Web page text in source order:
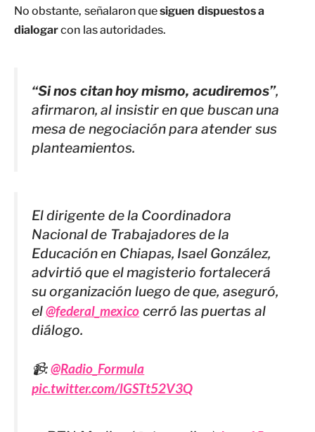
No obstante, señalaron quesiguen dispuestos a
dialogarcon las autoridades.
“Si nos citan hoy mismo, acudiremos”,
afirmaron, al insistir en que buscan una
mesa de negociación para atender sus
planteamientos.
El dirigente de la Coordinadora
Nacional de Trabajadores de la
Educación en Chiapas, Isael González,
advirtió que el magisterio fortalecerá
su organización luego de que, aseguró,
el@federal_mexico cerró las puertas al
diálogo.
📹:@Radio_Formula
pic.twitter.com/lGSTt52V3Q